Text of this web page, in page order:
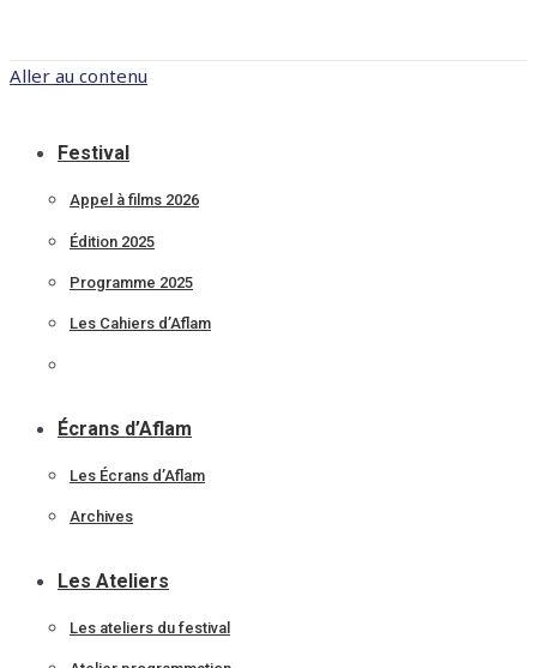
Aller au contenu
Festival
Appel à films 2026
Édition 2025
Programme 2025
Les Cahiers d’Aflam
Écrans d’Aflam
Les Écrans d’Aflam
Archives
Les Ateliers
Les ateliers du festival